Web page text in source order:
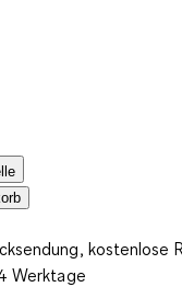
kostenlose
Werktage